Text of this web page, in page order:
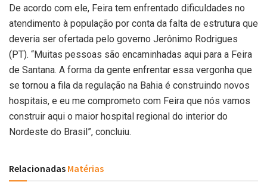
De acordo com ele, Feira tem enfrentado dificuldades no
atendimento à população por conta da falta de estrutura que
deveria ser ofertada pelo governo Jerônimo Rodrigues
(PT). “Muitas pessoas são encaminhadas aqui para a Feira
de Santana. A forma da gente enfrentar essa vergonha que
se tornou a fila da regulação na Bahia é construindo novos
hospitais, e eu me comprometo com Feira que nós vamos
construir aqui o maior hospital regional do interior do
Nordeste do Brasil”, concluiu.
Relacionadas Matérias